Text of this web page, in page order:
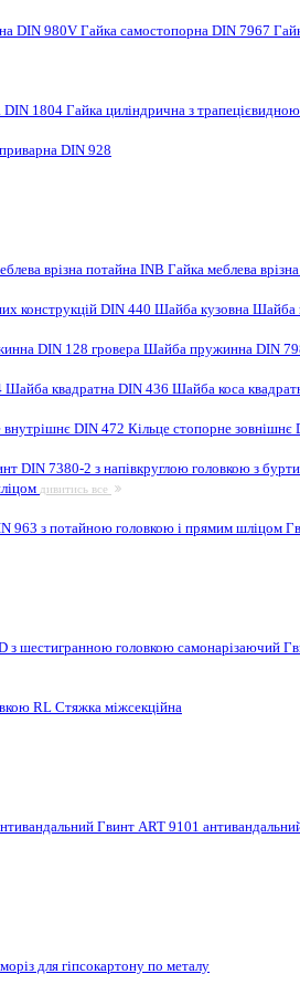
DIN 980V Гайка самостопорна DIN 7967
DIN 1804 Гайка циліндрична з
DIN 928
врізна потайна INB Гайка меблева
конструкцій DIN 440 Шайба кузовна Шайба
DIN 128 гровера Шайба пружинна DIN
Шайба квадратна DIN 436 Шайба коса
внутрішнє DIN 472 Кільце стопорне зовнішнє
DIN 7380-2 з напівкруглою головкою з
дивитись все
963 з потайною головкою і прямим шліцом
з шестигранною головкою самонарізаючий
RL Стяжка міжсекційна
Гвинт ART 9101
для гіпсокартону по металу